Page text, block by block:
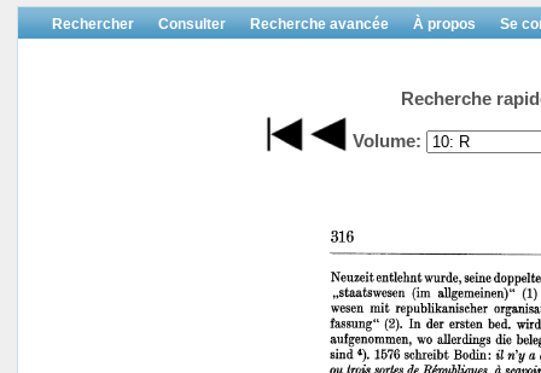
Rechercher Consulter Recherche avancée À propos Se
Recherche
Volume: